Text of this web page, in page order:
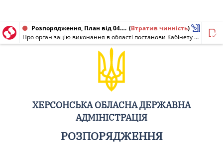
Розпорядження, План від 04.04.2000 № 329 (Втратив чинність)
Про організацію виконання в області постанови Кабінету Міністрів України від 22.03.2000 N 538 "Про заходи щодо стабілізації становища в паливно-енергетичному комплексі"
ХЕРСОНСЬКА ОБЛАСНА ДЕРЖАВНА
АДМІНІСТРАЦІЯ
РОЗПОРЯДЖЕННЯ